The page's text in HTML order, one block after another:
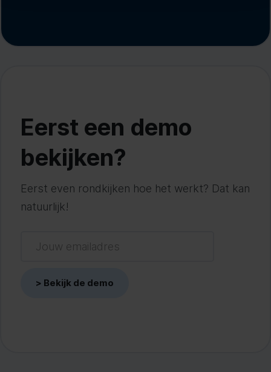
Eerst een demo
bekijken?
Eerst even rondkijken hoe het werkt? Dat kan
natuurlijk!